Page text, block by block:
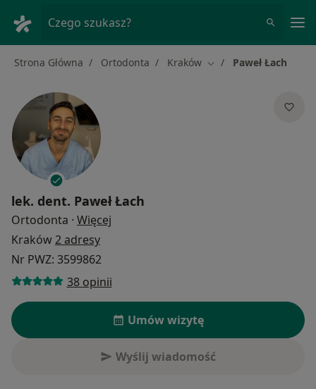
Czego szukasz?
Strona Główna Ortodonta Kraków Zmień miasto
Paweł Łach
lek. dent. Paweł Łach
Ortodonta · Więcej
Kraków2 adresy
Nr PWZ: 3599862
38 opinii
Umów wizytę
Wyślij wiadomość